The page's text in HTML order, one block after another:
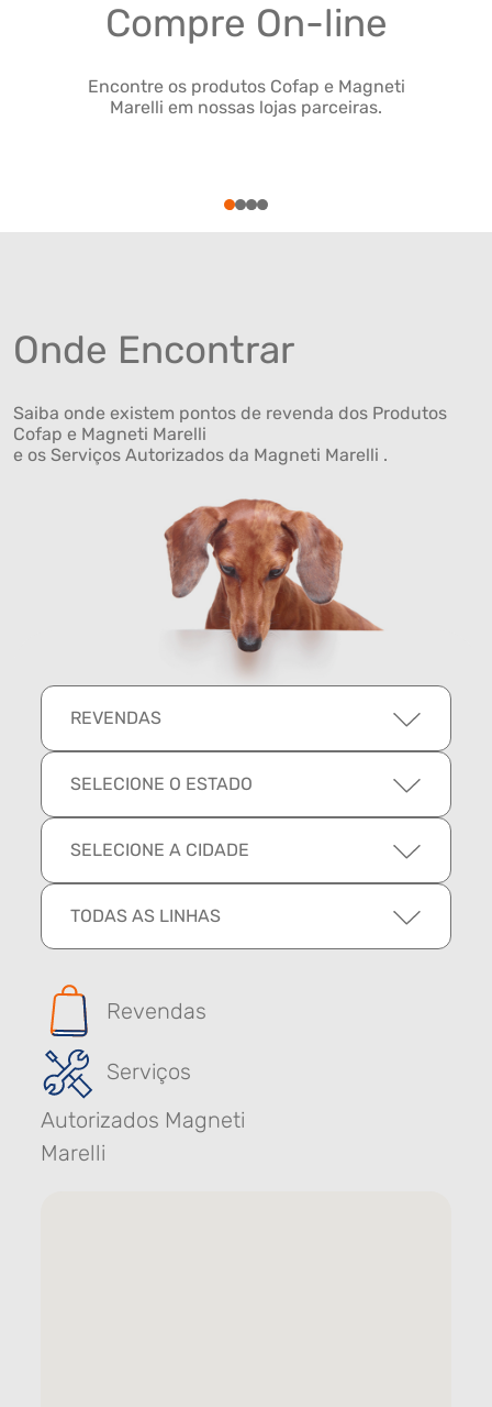
Compre On-line
Encontre os produtos Cofap e Magneti
Marelli em nossas lojas parceiras.
1234
Onde Encontrar
Saiba onde existem pontos de revenda dos Produtos
Cofap e Magneti Marelli
e os Serviços Autorizados da Magneti Marelli .
REVENDAS
SELECIONE O ESTADO
SELECIONE A CIDADE
TODAS AS LINHAS
Revendas
Serviços
Autorizados Magneti
Marelli